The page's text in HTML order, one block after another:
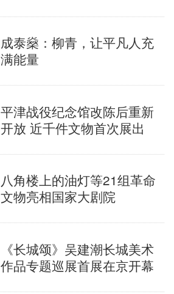
成泰燊：柳青，让平凡人充
满能量
平津战役纪念馆改陈后重新
开放 近千件文物首次展出
八角楼上的油灯等21组革命
文物亮相国家大剧院
《长城颂》吴建潮长城美术
作品专题巡展首展在京开幕